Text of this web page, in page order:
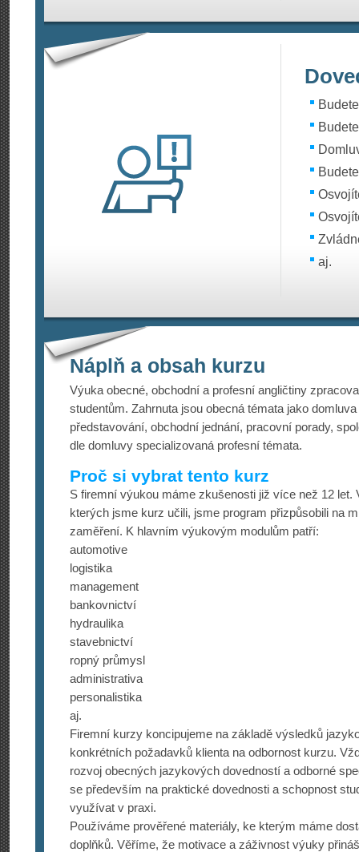
aj.
Náplň a obsah kurzu
Výuka obecné, obchodní a profesní angličtiny
studentům. Zahrnuta jsou obecná témata jako
představování, obchodní jednání, pracovní porady,
dle domluvy specializovaná profesní témata.
Proč si vybrat tento kurz
S firemní výukou máme zkušenosti již více než 12 let.
kterých jsme kurz učili, jsme program přizpůsobili na
zaměření. K hlavním výukovým modulům patří:
automotive
logistika
management
bankovnictví
hydraulika
stavebnictví
ropný průmysl
administrativa
personalistika
aj.
Firemní kurzy koncipujeme na základě výsledků
konkrétních požadavků klienta na odbornost kurzu.
rozvoj obecných jazykových dovedností a odborné
se především na praktické dovednosti a schopnost
využívat v praxi.
Používáme prověřené materiály, ke kterým máme
doplňků. Věříme, že motivace a záživnost výuky